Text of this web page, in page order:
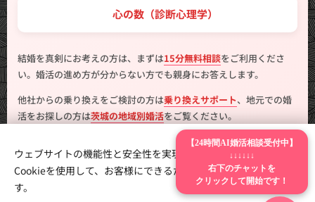
💖 心の数（診断心理学）
結婚を真剣にお考えの方は、まずは15分無料相談をご利用くださ
い。婚活の進め方が分からない方でも親身にお答えします。
他社からの乗り換えをご検討の方は乗り換えサポート、地元での婚
活をお探しの方は茨城の地域別婚活をご覧ください。
はんこ広場つくば二の宮店 Cookie
ウェブサイトの機能性と安全性を実現するため、Webnodeは
Cookieを使用して、お客様にできるだけ最高の体験を提供しま
す。
【24時間AI婚活相談受付中】
↓↓↓↓↓↓
右下のチャットを
クリックして開始です！